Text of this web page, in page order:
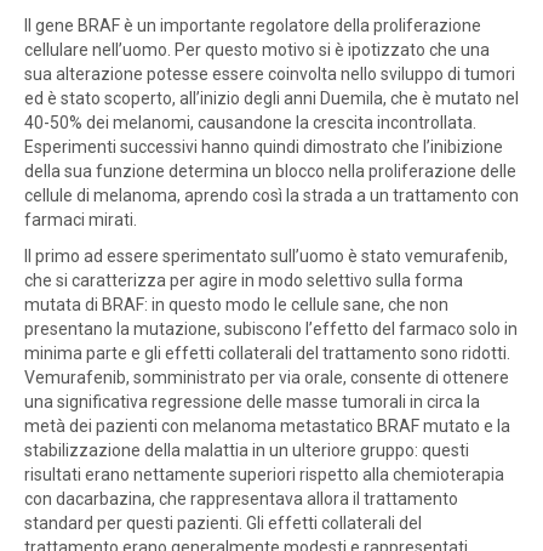
Il gene BRAF è un importante regolatore della proliferazione
cellulare nell’uomo. Per questo motivo si è ipotizzato che una
sua alterazione potesse essere coinvolta nello sviluppo di tumori
ed è stato scoperto, all’inizio degli anni Duemila, che è mutato nel
40-50% dei melanomi, causandone la crescita incontrollata.
Esperimenti successivi hanno quindi dimostrato che l’inibizione
della sua funzione determina un blocco nella proliferazione delle
cellule di melanoma, aprendo così la strada a un trattamento con
farmaci mirati.
Il primo ad essere sperimentato sull’uomo è stato vemurafenib,
che si caratterizza per agire in modo selettivo sulla forma
mutata di BRAF: in questo modo le cellule sane, che non
presentano la mutazione, subiscono l’effetto del farmaco solo in
minima parte e gli effetti collaterali del trattamento sono ridotti.
Vemurafenib, somministrato per via orale, consente di ottenere
una significativa regressione delle masse tumorali in circa la
metà dei pazienti con melanoma metastatico BRAF mutato e la
stabilizzazione della malattia in un ulteriore gruppo: questi
risultati erano nettamente superiori rispetto alla chemioterapia
con dacarbazina, che rappresentava allora il trattamento
standard per questi pazienti. Gli effetti collaterali del
trattamento erano generalmente modesti e rappresentati